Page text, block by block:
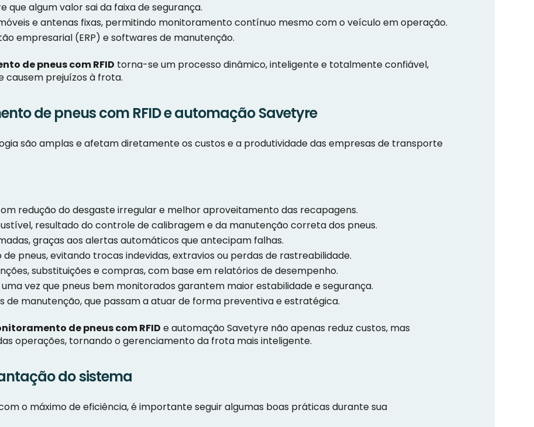
que algum valor sai da faixa de segurança.
e antenas fixas, permitindo monitoramento contínuo mesmo com o veículo em operação.
empresarial (ERP) e softwares de manutenção.
de pneus com RFID torna-se um processo dinâmico, inteligente e totalmente confiável,
causem prejuízos à frota.
de pneus com RFID e automação Savetyre
são amplas e afetam diretamente os custos e a produtividade das empresas de transporte
redução do desgaste irregular e melhor aproveitamento das recapagens.
resultado do controle de calibragem e da manutenção correta dos pneus.
graças aos alertas automáticos que antecipam falhas.
pneus, evitando trocas indevidas, extravios ou perdas de rastreabilidade.
substituições e compras, com base em relatórios de desempenho.
vez que pneus bem monitorados garantem maior estabilidade e segurança.
de manutenção, que passam a atuar de forma preventiva e estratégica.
de pneus com RFID e automação Savetyre não apenas reduz custos, mas
operações, tornando o gerenciamento da frota mais inteligente.
do sistema
o máximo de eficiência, é importante seguir algumas boas práticas durante sua